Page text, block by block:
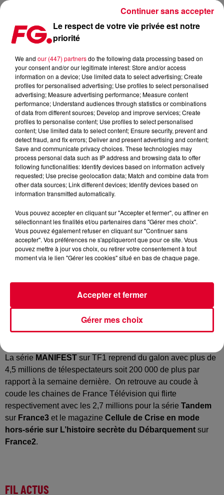
MÉDIAMÉTRIE, LES SUCCÈS TV DU MERCREDI 05 JUIN
Publié : 5 juin 2019 à 16h40 par Julien Claude Penegry
Le top des rendez-vous TV et écrans
du mardi 05 juin scruté par
Médiamétrie.
Les meilleurs programmes télé de mardi compilés par
Médiamétrie
La série MANIFEST sur TF1 reprend du galon avec plus de
4,5 millions de télespectateurs soit 200 000 de plus par
rapport à la semaine dernière. On retrouve au coude à
coude les chaines de France Télévision qui flirte
respectivement avec les 2,7 millions pour la série Tandem
sur France3 et le magazine Cellule de Crise en mode
hors-série sur L’histoire secrète du Débarquement sur
France2.
FIL ACTUS
Le respect de votre vie privée est notre
priorité
We and our (447) partnersdo the following data processing based on
your consent and/or our legitimate interest: Store and/or access
information on a device; Use limited data to select advertising; Create
profiles for personalised advertising; Use profiles to select personalised
advertising; Measure advertising performance; Measure content
performance; Understand audiences through statistics or combinations
of data from different sources; Develop and improve services; Create
profiles to personalise content; Use profiles to select personalised
content; Use limited data to select content; Ensure security, prevent and
detect fraud, and fix errors; Deliver and present advertising and content;
Save and communicate privacy choices. These technologies may
process personal data such as IP address and browsing data to offer
following functionalities: Identify devices based on information actively
requested; Use precise geolocation data; Match and combine data from
other data sources; Link different devices; Identify devices based on
information transmitted automatically.
Vous pouvez accepter en cliquant sur "Accepter et fermer", ou affiner en
sélectionnant les finalités et/ou partenaires dans "Gérer mes choix".
Vous pouvez également refuser en cliquant sur "Continuer sans
accepter". Vos préférences ne s'appliqueront que pour ce site. Vous
pouvez mettre à jour vos choix, ou retirer votre consentement à tout
moment via le lien "Gérer les cookies" situé en bas de chaque page.
Gérer mes choix
Accepter et fermer
Continuer sans accepter